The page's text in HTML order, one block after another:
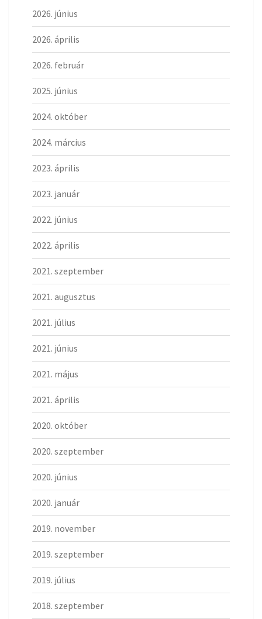
2026. június
2026. április
2026. február
2025. június
2024. október
2024. március
2023. április
2023. január
2022. június
2022. április
2021. szeptember
2021. augusztus
2021. július
2021. június
2021. május
2021. április
2020. október
2020. szeptember
2020. június
2020. január
2019. november
2019. szeptember
2019. július
2018. szeptember